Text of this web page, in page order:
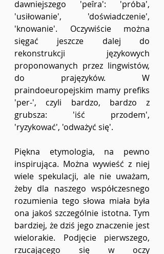
dawniejszego 'peîra': 'próba',
'usiłowanie', 'doświadczenie',
'knowanie'. Oczywiście można
sięgać jeszcze dalej do
rekonstrukcji językowych
proponowanych przez lingwistów,
do prajęzyków. W
praindoeuropejskim mamy prefiks
'per-', czyli bardzo, bardzo z
grubsza: 'iść przodem',
'ryzykować', 'odważyć się'.
Piękna etymologia, na pewno
inspirująca. Można wywieść z niej
wiele spekulacji, ale nie uważam,
żeby dla naszego współczesnego
rozumienia tego słowa miała była
ona jakoś szczególnie istotna. Tym
bardziej, że dziś jego znaczenie jest
wielorakie. Podjęcie pierwszego,
rzucającego się w oczy